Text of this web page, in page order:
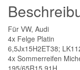
91H
Menge
Für VW, Audi
4x Felge Platin
6,5Jx15H2ET38;
4x Sommerreifen